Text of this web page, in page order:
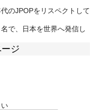
のJPOPをリスペクトして
で、日本を世界へ発信し
ジ